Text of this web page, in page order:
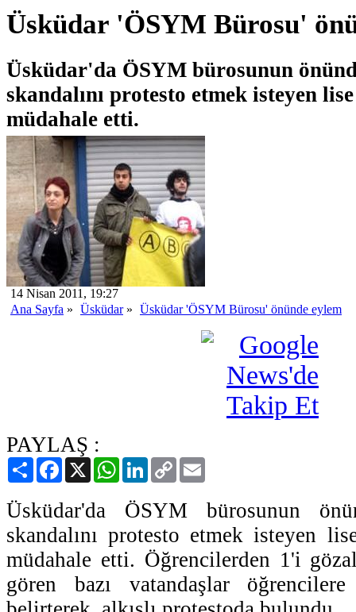
Üsküdar 'ÖSYM Bürosu'
Üsküdar'da ÖSYM bürosunun
skandalını protesto etmek isteyen
müdahale etti.
14 Nisan 2011, 19:27
Ana Sayfa » Üsküdar» Üsküdar 'ÖSYM Bürosu' önünde eylem
PAYLAŞ :
PaylaşFacebook
X WhatsAppLinkedIn
Copy
Link
Üsküdar'da ÖSYM bürosunun
skandalını protesto etmek isteyen
müdahale etti. Öğrencilerden 1'i
gören bazı vatandaşlar öğrencilere